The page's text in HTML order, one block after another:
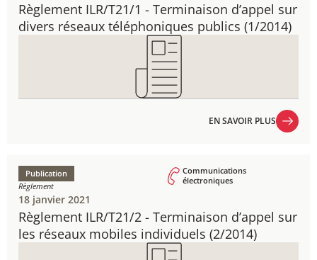
Règlement ILR/T21/1 - ​Terminaison d’appel sur
divers réseaux téléphoniques publics (1/2014)
EN SAVOIR PLUS
Règlement ILR/T21/2 - ​Terminaison d’appel sur
les réseaux mobiles individuels ​(2/2014)
Publication
Règlement
Communications
électroniques
18 janvier 2021